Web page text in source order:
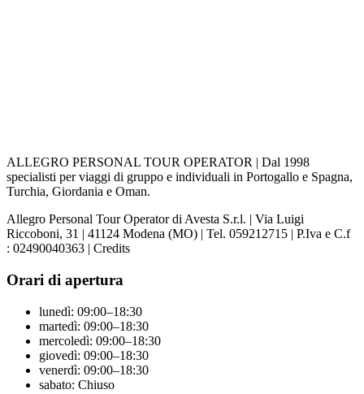
ALLEGRO PERSONAL TOUR OPERATOR | Dal 1998
specialisti per viaggi di gruppo e individuali in Portogallo e Spagna,
Turchia, Giordania e Oman.
Allegro Personal Tour Operator di Avesta S.r.l. | Via Luigi
Riccoboni, 31 | 41124 Modena (MO) | Tel. 059212715 | P.Iva e C.f
: 02490040363 | Credits
Orari di apertura
lunedì: 09:00–18:30
martedì: 09:00–18:30
mercoledì: 09:00–18:30
giovedì: 09:00–18:30
venerdì: 09:00–18:30
sabato: Chiuso